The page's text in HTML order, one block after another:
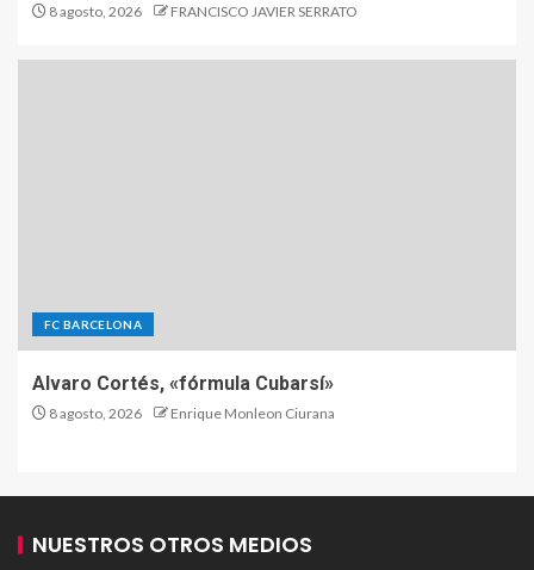
8 agosto, 2026 FRANCISCO JAVIER SERRATO
FC BARCELONA
Alvaro Cortés, «fórmula Cubarsí»
8 agosto, 2026 Enrique Monleon Ciurana
NUESTROS OTROS MEDIOS